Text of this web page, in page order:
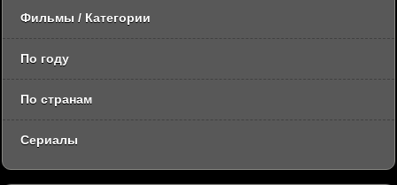
Фильмы / Категории
По году
По странам
Сериалы